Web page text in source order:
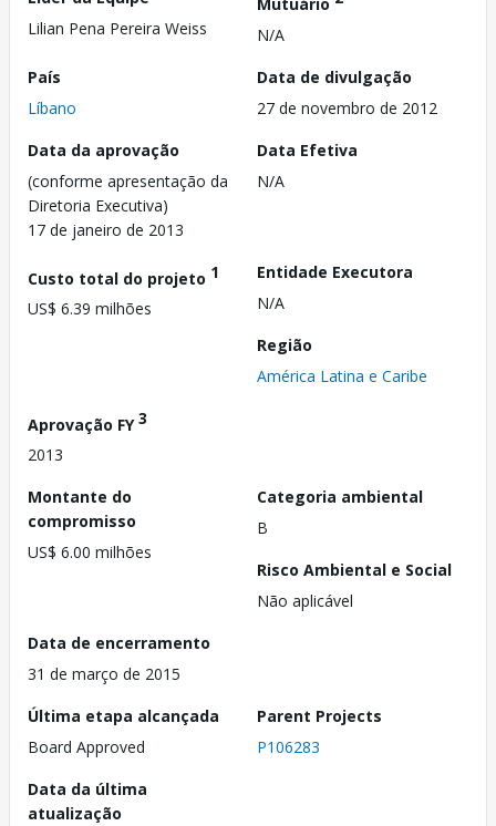
Lilian Pena Pereira Weiss
N/A
País
Líbano
Data de divulgação
27 de novembro de 2012
Data da aprovação
(conforme apresentação da
Diretoria Executiva)
17 de janeiro de 2013
Data Efetiva
N/A
Custo total do projeto 1
US$ 6.39 milhões
Entidade Executora
N/A
Região
América Latina e Caribe
Aprovação FY3
2013
Montante do
compromisso
US$ 6.00 milhões
Categoria ambiental
B
Risco Ambiental e Social
Não aplicável
Data de encerramento
31 de março de 2015
Última etapa alcançada
Board Approved
Parent Projects
P106283
Data da última
atualização